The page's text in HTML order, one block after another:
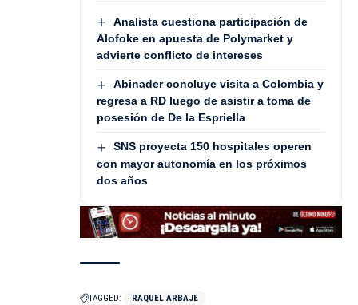
Analista cuestiona participación de
Alofoke en apuesta de Polymarket y
advierte conflicto de intereses
Abinader concluye visita a Colombia y
regresa a RD luego de asistir a toma de
posesión de De la Espriella
SNS proyecta 150 hospitales operen
con mayor autonomía en los próximos
dos años
TAGGED: RAQUEL ARBAJE